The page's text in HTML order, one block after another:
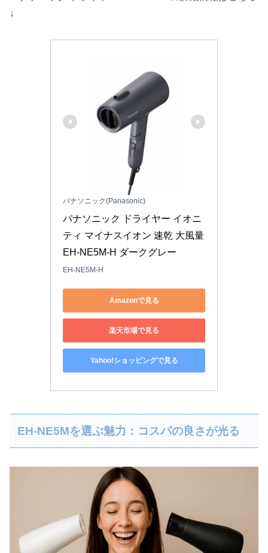
↓
パナソニック(Panasonic)
パナソニック ドライヤー イオニ
ティ マイナスイオン 速乾 大風量
EH-NE5M-H ダークグレー
EH-NE5M-H
Amazonで見る
楽天市場で見る
Yahoo!ショッピングで見る
EH-NE5Mを選ぶ魅力：コスパの良さが光る